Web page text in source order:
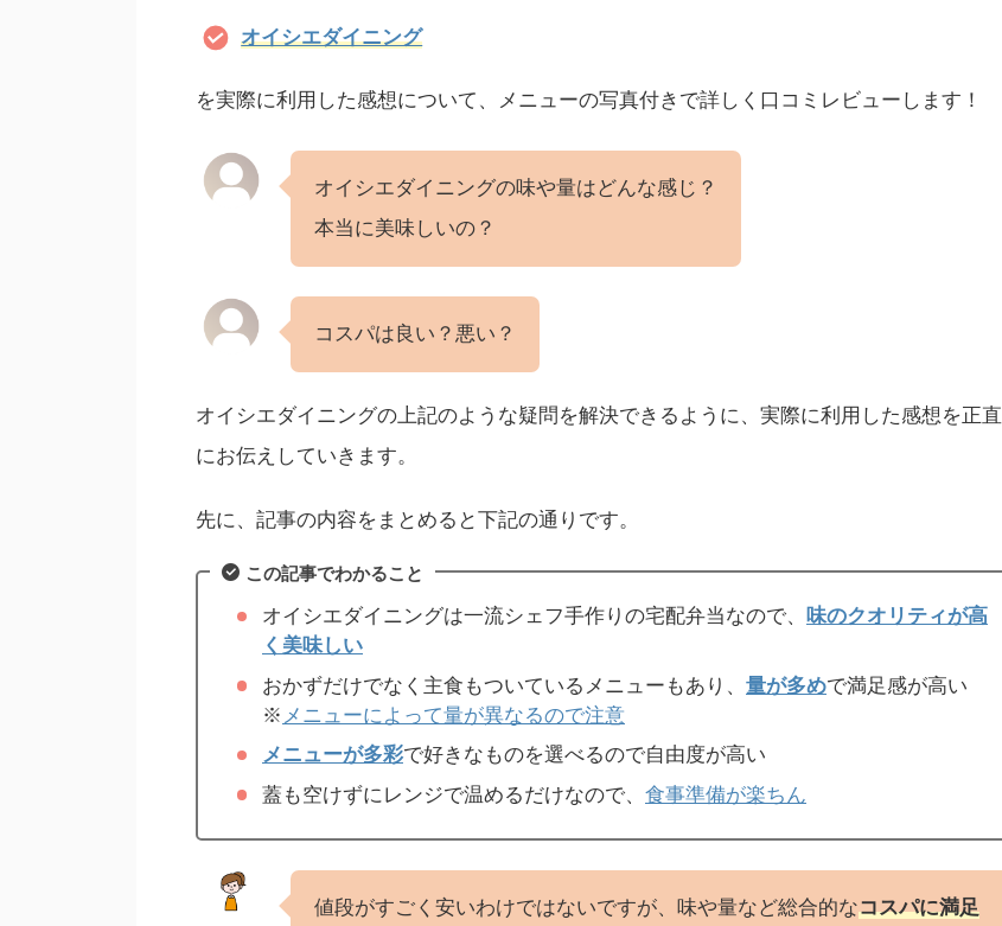
オイシエダイニング
を実際に利用した感想について、メニューの写真付きで詳しく口コミレビューします！
オイシエダイニングの味や量はどんな感じ？
本当に美味しいの？
コスパは良い？悪い？
オイシエダイニングの上記のような疑問を解決できるように、実際に利用した感想を正直
にお伝えしていきます。
先に、記事の内容をまとめると下記の通りです。
この記事でわかること
オイシエダイニングは一流シェフ手作りの宅配弁当なので、 味のクオリティが高
く美味しい
おかずだけでなく主食もついているメニューもあり、 量が多めで満足感が高い
※ メニューによって量が異なるので注意
メニューが多彩で好きなものを選べるので自由度が高い
蓋も空けずにレンジで温めるだけなので、 食事準備が楽ちん
値段がすごく安いわけではないですが、味や量など総合的なコスパに満足